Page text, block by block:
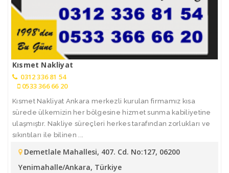
Kısmet Nakliyat
0312 336 81 54
0533 366 66 20
Kısmet Nakliyat Ankara merkezli kurulan firmamız kısa
sürede ülkemizin her bölgesine hizmet sunma kabiliyetine
ulaşmıştır. Nakliye süreçleri herkes tarafından zorlukları ve
sıkıntıları ile bilinen ...
Demetlale Mahallesi, 407. Cd. No:127, 06200
Yenimahalle/Ankara, Türkiye